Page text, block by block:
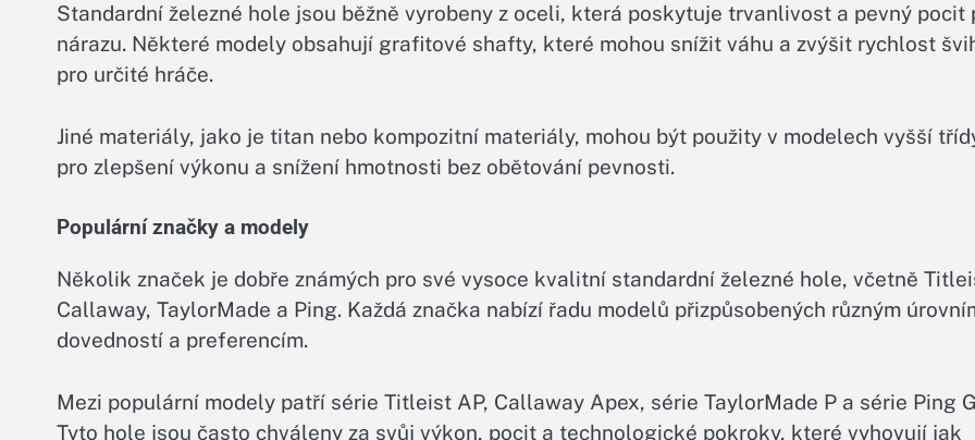
Standardní železné hole jsou běžně vyrobeny z oceli, která poskytuje trvanlivost a pevný pocit
nárazu. Některé modely obsahují grafitové shafty, které mohou snížit váhu a zvýšit rychlost
pro určité hráče.
Jiné materiály, jako je titan nebo kompozitní materiály, mohou být použity v modelech vyšší
pro zlepšení výkonu a snížení hmotnosti bez obětování pevnosti.
Populární značky a modely
Několik značek je dobře známých pro své vysoce kvalitní standardní železné hole, včetně
Callaway, TaylorMade a Ping. Každá značka nabízí řadu modelů přizpůsobených různým
dovedností a preferencím.
Mezi populární modely patří série Titleist AP, Callaway Apex, série TaylorMade P a série Ping
Tyto hole jsou často chváleny za svůj výkon, pocit a technologické pokroky, které vyhovují jak